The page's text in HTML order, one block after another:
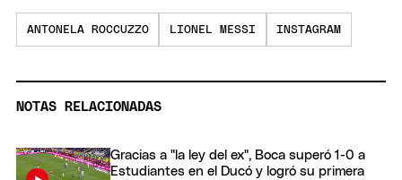
ANTONELA ROCCUZZO LIONEL MESSI INSTAGRAM
NOTAS RELACIONADAS
Gracias a "la ley del ex", Boca superó 1-0 a
Estudiantes en el Ducó y logró su primera